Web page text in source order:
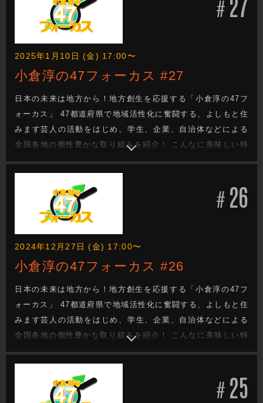
#
2025年1月10日 (金) 17:00〜
小倉淳の47フォーカス #27
日本の未来は地方から！地方創生を応援する「小倉淳の47フ
ォーカス」 47都道府県で地域活性化に奮闘する、よしもと住
みます芸人の活動をはじめ、学生、企業、自治体などによる
全国各地の個性豊かな取り組みを紹介！ こんなに美味しい特
産品があるのに・・・。 街の魅力をもっと知ってほし
い・・・。 でも、どうしたらいい？ 日本の未来を次世代へと
つなぐ地方創生成功へのヒントがきっと見つかる！
# 26
2024年12月27日 (金) 17:00〜
小倉淳の47フォーカス #26
日本の未来は地方から！地方創生を応援する「小倉淳の47フ
ォーカス」 47都道府県で地域活性化に奮闘する、よしもと住
みます芸人の活動をはじめ、学生、企業、自治体などによる
全国各地の個性豊かな取り組みを紹介！ こんなに美味しい特
産品があるのに・・・。 街の魅力をもっと知ってほし
い・・・。 でも、どうしたらいい？ 日本の未来を次世代へと
つなぐ地方創生成功へのヒントがきっと見つかる！
# 25